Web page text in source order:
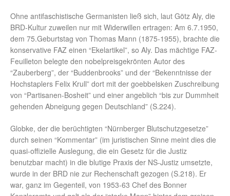
Ohne antifaschistische Germanisten ließ sich, laut Götz Aly, die
BRD-Kultur zuweilen nur mit Widerwillen ertragen: Am 6.7.1950,
dem 75.Geburtstag von Thomas Mann (1875-1955), brachte die
konservative FAZ einen “Ekelartikel”, so Aly. Das mächtige FAZ-
Feuilleton belegte den nobelpreisgekrönten Autor des
“Zauberberg”, der “Buddenbrooks” und der “Bekenntnisse der
Hochstaplers Felix Krull” dort mit der goebbelsken Zuschreibung
von “Partisanen-Bosheit” und einer angeblich “bis zur Dummheit
gehenden Abneigung gegen Deutschland” (S.224).
Globke, der die berüchtigten “Nürnberger Blutschutzgesetze”
durch seinen “Kommentar” (im juristischen Sinne meint dies die
quasi-offizielle Auslegung, die ein Gesetz für die Justiz
benutzbar macht) in die blutige Praxis der NS-Justiz umsetzte,
wurde in der BRD nie zur Rechenschaft gezogen (S.218). Er
war, ganz im Gegenteil, von 1953-63 Chef des Bonner